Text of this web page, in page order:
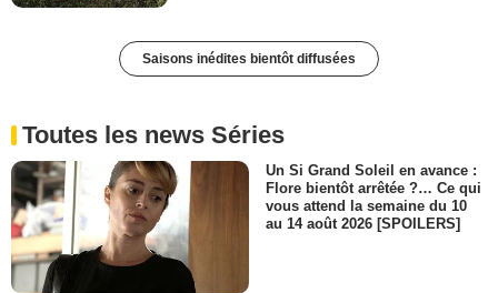
Saisons inédites bientôt diffusées
Toutes les news Séries
Un Si Grand Soleil en avance :
Flore bientôt arrêtée ?… Ce qui
vous attend la semaine du 10
au 14 août 2026 [SPOILERS]